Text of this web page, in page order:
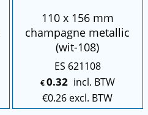
110 x 156 mm
champagne metallic
(wit-108)
ES 621108
€0.32 incl. BTW
€0.26 excl. BTW